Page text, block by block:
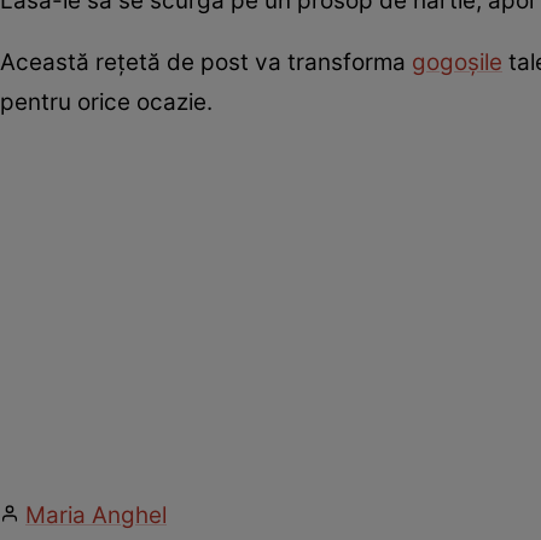
Această rețetă de post va transforma gogoșile
pentru orice ocazie.
Maria Anghel